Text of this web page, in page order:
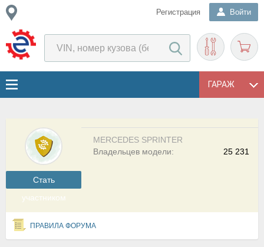
Регистрация Войти
ГАРАЖ
Cтать
участником
MERCEDES SPRINTER
25 231
Владельцев модели:
ПРАВИЛА ФОРУМА